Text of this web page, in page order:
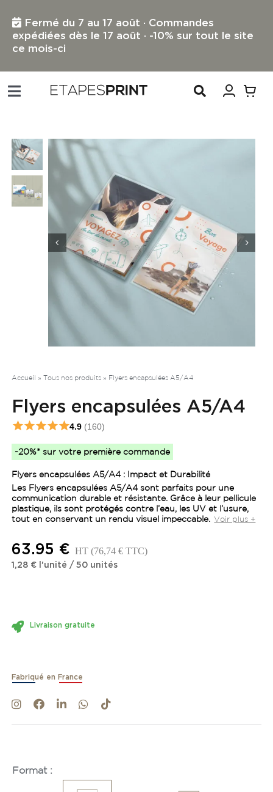
contenuFermé du 7 au 17 août · Commandes
expédiées dès le 17 août · -10% sur tout le site
ce mois-ci
Toggle
IMPRESSION PETIT FORMAT
IMPRESSION GRAND FORMAT
PROFESSIONNELS
Accueil »Tous nos produits » Flyers encapsulées A5/A4
Flyers encapsulées A5/A4
4.9 (160)
-20%* sur votre première commande
Flyers encapsulées A5/A4 : Impact et Durabilité
Les Flyers encapsulées A5/A4sont parfaits pour une
communication durable et résistante. Grâce à leur pellicule
plastique, ils sont protégés contre l’eau, les UV et l’usure,
tout en conservant un rendu visuel impeccable. Voir plus +
63.95 €HT(76,74 € TTC)
1,28 € l'unité /50 unités
Livraison gratuite
Fabriqué en France
Format :